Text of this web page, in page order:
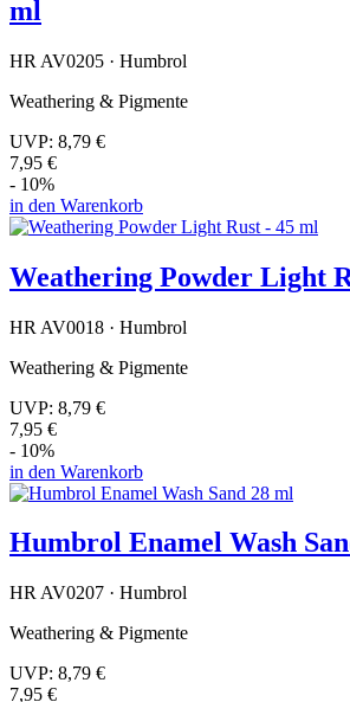
ml
HR AV0205 · Humbrol
Weathering & Pigmente
UVP: 8,79 €
7,95 €
- 10%
in den Warenkorb
Weathering Powder Light
HR AV0018 · Humbrol
Weathering & Pigmente
UVP: 8,79 €
7,95 €
- 10%
in den Warenkorb
Humbrol Enamel Wash
HR AV0207 · Humbrol
Weathering & Pigmente
UVP: 8,79 €
7,95 €